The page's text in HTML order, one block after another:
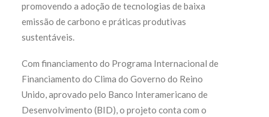
promovendo a adoção de tecnologias de baixa
emissão de carbono e práticas produtivas
sustentáveis.
Com financiamento do Programa Internacional de
Financiamento do Clima do Governo do Reino
Unido, aprovado pelo Banco Interamericano de
Desenvolvimento (BID), o projeto conta com o